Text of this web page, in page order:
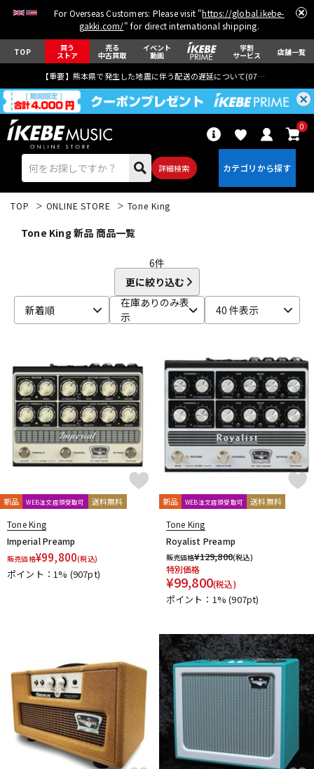
For Overseas Customers: Please visit "https://global.ikebe-
gakki.com/" for direct international shipping.
TOP 買う
ストア
売る
中古買取
イベント
動画
学割
サービス 店舗一覧
【重要】熊本県で発生した地震に伴う配送の遅延について(07月29日
詳細検索
0
ドラム パーカッション
キーボード 電子ピアノ
アンプ エフェクター
DTM
レコーディング機器
配信/ライブ機器 楽器アクセサリ
中古 ヴィンテージ
TOP ONLINE STORE Tone King
Tone King 新品 商品一覧
6件
更に絞り込む
新着順
在庫ありのみ表
示
40 件表示
新品 WEB注文店頭受取可 送料無料
Tone King
Imperial Preamp
販売価格¥99,800(税込)
ポイント：1% (907pt)
新品 WEB注文店頭受取可 送料無料
Tone King
Royalist Preamp
販売価格¥129,800(税込)
特別価格
¥99,800(税込)
ポイント：1%(907pt)